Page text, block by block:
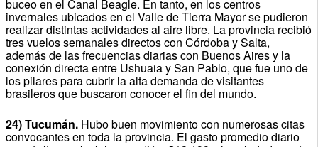
buceo en el Canal Beagle. En tanto, en los centros
invernales ubicados en el Valle de Tierra Mayor se pudieron
realizar distintas actividades al aire libre. La provincia recibió
tres vuelos semanales directos con Córdoba y Salta,
además de las frecuencias diarias con Buenos Aires y la
conexión directa entre Ushuaia y San Pablo, que fue uno de
los pilares para cubrir la alta demanda de visitantes
brasileros que buscaron conocer el fin del mundo.
24) Tucumán. Hubo buen movimiento con numerosas citas
convocantes en toda la provincia. El gasto promedio diario